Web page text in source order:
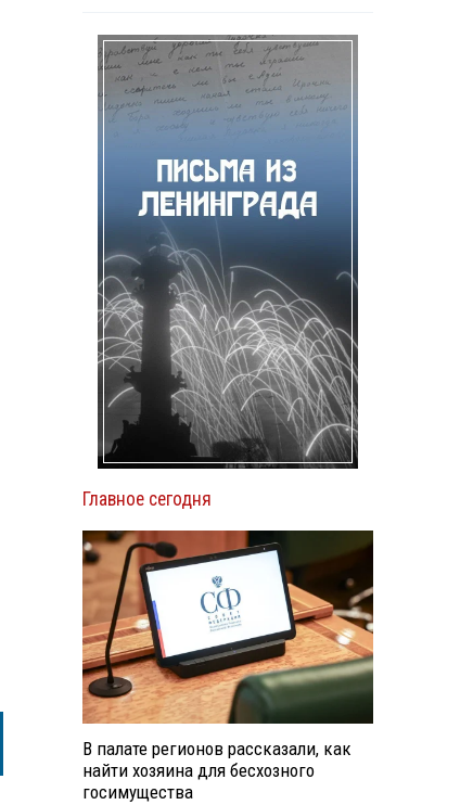
Главное сегодня
В палате регионов рассказали, как
найти хозяина для бесхозного
госимущества